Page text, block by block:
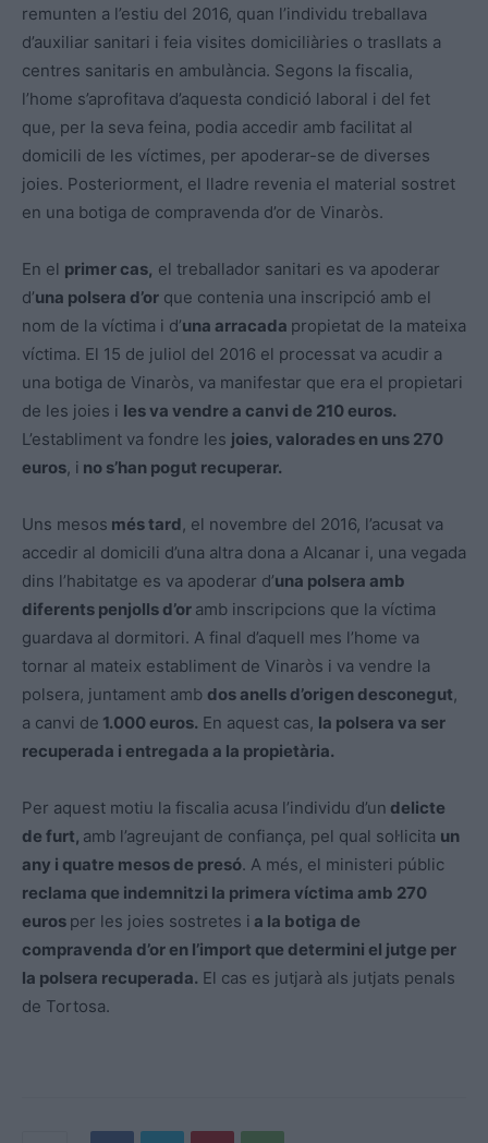
remunten a l’estiu del 2016, quan l’individu treballava
d’auxiliar sanitari i feia visites domiciliàries o trasllats a
centres sanitaris en ambulància. Segons la fiscalia,
l’home s’aprofitava d’aquesta condició laboral i del fet
que, per la seva feina, podia accedir amb facilitat al
domicili de les víctimes, per apoderar-se de diverses
joies. Posteriorment, el lladre revenia el material sostret
en una botiga de compravenda d’or de Vinaròs.
En el primer cas, el treballador sanitari es va apoderar
d’una polsera d’or que contenia una inscripció amb el
nom de la víctima i d’una arracada propietat de la mateixa
víctima. El 15 de juliol del 2016 el processat va acudir a
una botiga de Vinaròs, va manifestar que era el propietari
de les joies i les va vendre a canvi de 210 euros.
L’establiment va fondre les joies, valorades en uns 270
euros, i no s’han pogut recuperar.
Uns mesos més tard, el novembre del 2016, l’acusat va
accedir al domicili d’una altra dona a Alcanar i, una vegada
dins l’habitatge es va apoderar d’una polsera amb
diferents penjolls d’or amb inscripcions que la víctima
guardava al dormitori. A final d’aquell mes l’home va
tornar al mateix establiment de Vinaròs i va vendre la
polsera, juntament amb dos anells d’origen desconegut,
a canvi de 1.000 euros. En aquest cas, la polsera va ser
recuperada i entregada a la propietària.
Per aquest motiu la fiscalia acusa l’individu d’un delicte
de furt, amb l’agreujant de confiança, pel qual sol·licita un
any i quatre mesos de presó. A més, el ministeri públic
reclama que indemnitzi la primera víctima amb 270
euros per les joies sostretes i a la botiga de
compravenda d’or en l’import que determini el jutge per
la polsera recuperada. El cas es jutjarà als jutjats penals
de Tortosa.